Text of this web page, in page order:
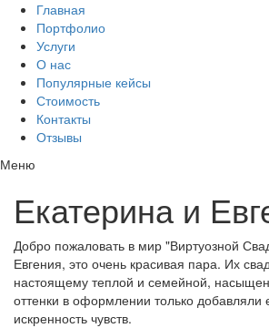
Главная
Портфолио
Услуги
О нас
Популярные кейсы
Стоимость
Контакты
Отзывы
Меню
Екатерина и
Добро пожаловать в мир "Виртуозной
Евгения, это очень красивая пара. Их
настоящему теплой и семейной,
оттенки в оформлении только добавляли
искренность чувств.